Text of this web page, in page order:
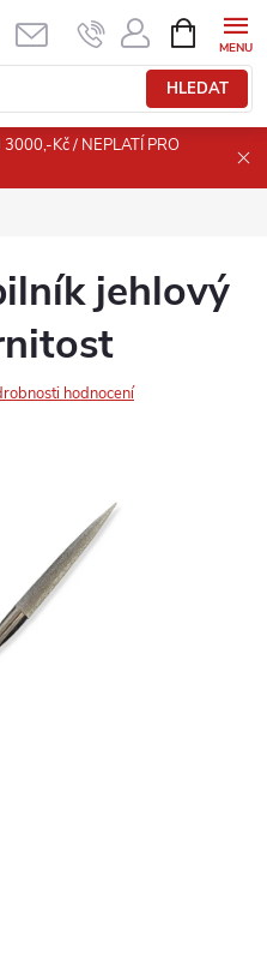
HLEDAT
NÁKUPNÍ
KOŠÍK
Kč / NEPLATÍ PRO
jehlový
hodnocení